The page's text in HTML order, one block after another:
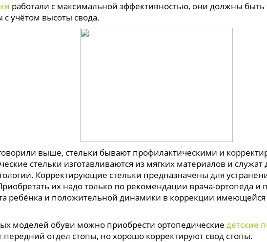
работали с максимальной эффективностью, они должны
учётом высоты свода.
выше, стельки бывают профилактическими и
стельки изготавливаются из мягких материалов и
Корректирующие стельки предназначены для
их надо только по рекомендации врача-ортопеда и
ребёнка и положительной динамики в коррекции имеющейся
моделей обуви можно приобрести ортопедические детские
передний отдел стопы, но хорошо корректируют свод стопы.